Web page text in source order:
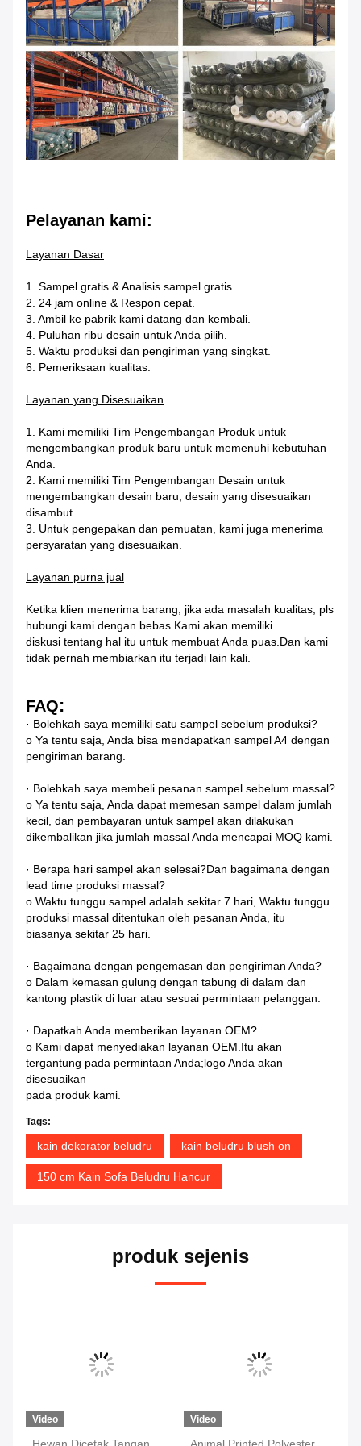
Pelayanan kami:
Layanan Dasar
1. Sampel gratis & Analisis sampel gratis.
2. 24 jam online & Respon cepat.
3. Ambil ke pabrik kami datang dan kembali.
4. Puluhan ribu desain untuk Anda pilih.
5. Waktu produksi dan pengiriman yang singkat.
6. Pemeriksaan kualitas.
Layanan yang Disesuaikan
1. Kami memiliki Tim Pengembangan Produk untuk
mengembangkan produk baru untuk memenuhi kebutuhan
Anda.
2. Kami memiliki Tim Pengembangan Desain untuk
mengembangkan desain baru, desain yang disesuaikan
disambut.
3. Untuk pengepakan dan pemuatan, kami juga menerima
persyaratan yang disesuaikan.
Layanan purna jual
Ketika klien menerima barang, jika ada masalah kualitas, pls
hubungi kami dengan bebas.Kami akan memiliki
diskusi tentang hal itu untuk membuat Anda puas.Dan kami
tidak pernah membiarkan itu terjadi lain kali.
FAQ:
· Bolehkah saya memiliki satu sampel sebelum produksi?
o Ya tentu saja, Anda bisa mendapatkan sampel A4 dengan
pengiriman barang.
· Bolehkah saya membeli pesanan sampel sebelum massal?
o Ya tentu saja, Anda dapat memesan sampel dalam jumlah
kecil, dan pembayaran untuk sampel akan dilakukan
dikembalikan jika jumlah massal Anda mencapai MOQ kami.
· Berapa hari sampel akan selesai?Dan bagaimana dengan
lead time produksi massal?
o Waktu tunggu sampel adalah sekitar 7 hari, Waktu tunggu
produksi massal ditentukan oleh pesanan Anda, itu
biasanya sekitar 25 hari.
· Bagaimana dengan pengemasan dan pengiriman Anda?
o Dalam kemasan gulung dengan tabung di dalam dan
kantong plastik di luar atau sesuai permintaan pelanggan.
· Dapatkah Anda memberikan layanan OEM?
o Kami dapat menyediakan layanan OEM.Itu akan
tergantung pada permintaan Anda;logo Anda akan
disesuaikan
pada produk kami.
Tags:
kain dekorator beludru kain beludru blush on
150 cm Kain Sofa Beludru Hancur
produk sejenis
Video Video